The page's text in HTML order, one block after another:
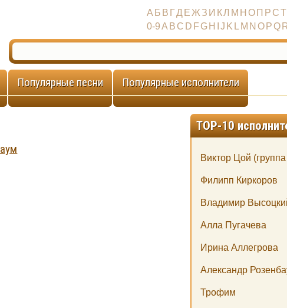
А Б В ГД Е Ж З И КЛ М Н О П Р СТ
0-9A B C D F G H J K L M N O PQ
Популярные песни Популярные исполнители
TOP-10
Виктор Цой
Филипп Киркоров
Владимир
Алла Пугачева
Ирина Аллегрова
Александр
Трофим